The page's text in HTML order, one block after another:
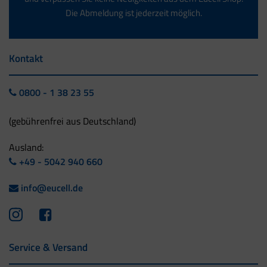
Die Abmeldung ist jederzeit möglich.
Kontakt
0800 - 1 38 23 55
(gebührenfrei aus Deutschland)
Ausland:
+49 - 5042 940 660
info@eucell.de
Service & Versand